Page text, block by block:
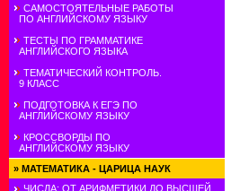
САМОСТОЯТЕЛЬНЫЕ РАБОТЫ
ПО АНГЛИЙСКОМУ ЯЗЫКУ
ТЕСТЫ ПО ГРАММАТИКЕ
АНГЛИЙСКОГО ЯЗЫКА
ТЕМАТИЧЕСКИЙ КОНТРОЛЬ.
9 КЛАСС
ПОДГОТОВКА К ЕГЭ ПО
АНГЛИЙСКОМУ ЯЗЫКУ
КРОССВОРДЫ ПО
АНГЛИЙСКОМУ ЯЗЫКУ
» МАТЕМАТИКА - ЦАРИЦА НАУК
ЧИСЛА: ОТ АРИФМЕТИКИ ДО ВЫСШЕЙ